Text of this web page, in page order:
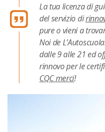
La tua licenza di
del servizio di
pure o vieni a
Noi de
dalle 9 alle 21 ed
rinnovo per le
CQC merci!